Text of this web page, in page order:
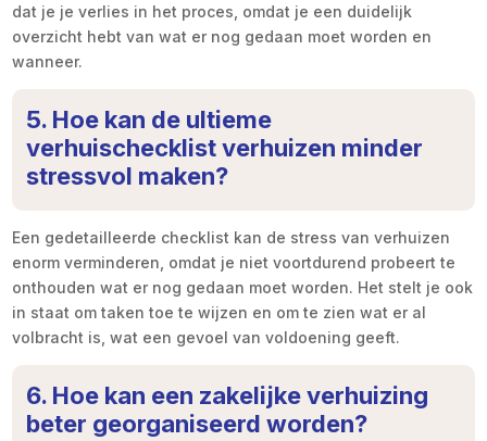
dat je je verlies in het proces, omdat je een duidelijk
overzicht hebt van wat er nog gedaan moet worden en
wanneer.
5. Hoe kan de ultieme
verhuischecklist verhuizen minder
stressvol maken?
Een gedetailleerde checklist kan de stress van verhuizen
enorm verminderen, omdat je niet voortdurend probeert te
onthouden wat er nog gedaan moet worden. Het stelt je ook
in staat om taken toe te wijzen en om te zien wat er al
volbracht is, wat een gevoel van voldoening geeft.
6. Hoe kan een zakelijke verhuizing
beter georganiseerd worden?